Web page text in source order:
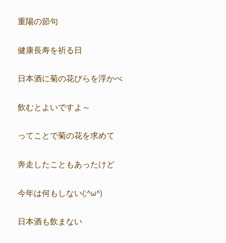
重陽の節句
健康長寿を祈る日
日本酒に菊の花びらを浮かべ
飲むとよいですよ～
ってことで菊の花を求めて
奔走したこともあったけど
今年は何もしない(;^ω^)
日本酒も飲まない